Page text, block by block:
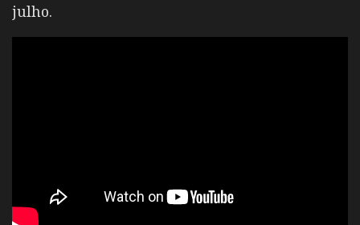
julho.